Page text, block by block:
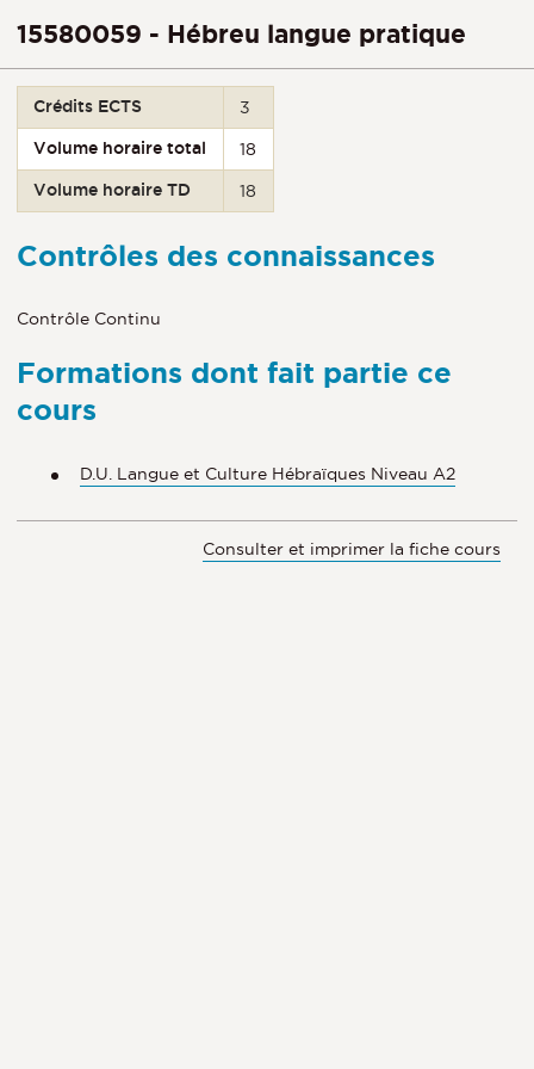
15580059 - Hébreu langue pratique
Crédits ECTS 3
Volume horaire total 18
Volume horaire TD 18
Contrôles des connaissances
Contrôle Continu
Formations dont fait partie ce
cours
D.U. Langue et Culture Hébraïques Niveau A2
Consulter et imprimer la fiche cours